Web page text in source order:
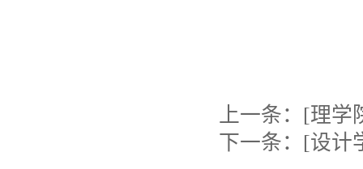
上一条： [理学
下一条： [设计